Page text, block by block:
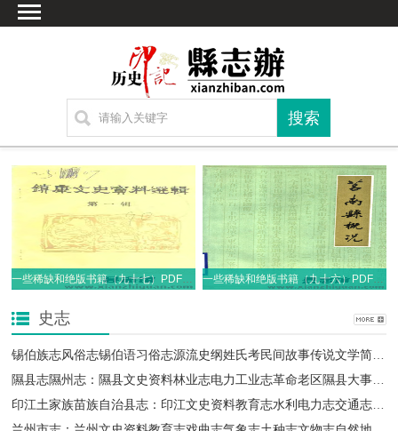
古籍
考古
繁体字转换
联系方式
史志
一些稀缺和绝版书籍（九十七）PDF电子版 一些稀缺和绝版书籍（九十六）PDF电子版
一些稀缺和绝版书籍（九十五）PDF电子版